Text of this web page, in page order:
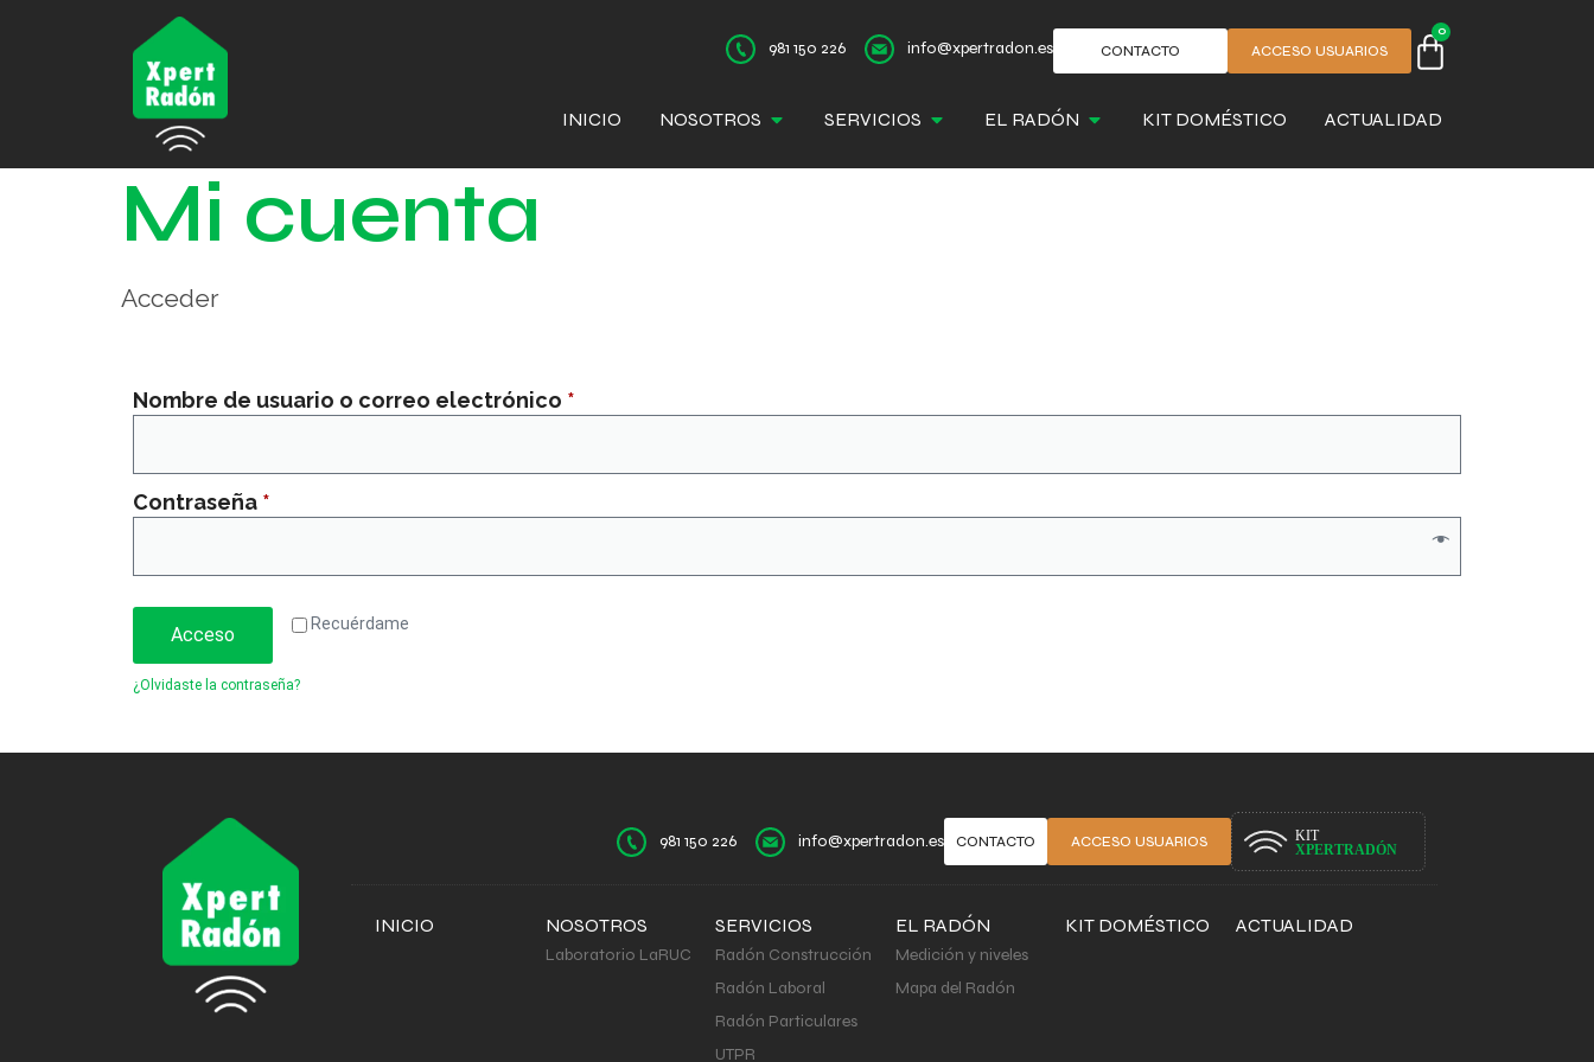
981 150 226 info@xpertradon.es CONTACTO ACCESO USUARIOS
0
INICIO NOSOTROS SERVICIOS EL RADÓN KIT DOMÉSTICO ACTUALIDAD
Mi cuenta
Acceder
Nombre de usuario o correo electrónico *
Contraseña *
Recuérdame
Acceso
¿Olvidaste la contraseña?
ACCESO USUARIOS
CONTACTO
981 150 226 info@xpertradon.es
INICIO NOSOTROS
Laboratorio LaRUC
SERVICIOS
Radón Construcción
Radón Laboral
Radón Particulares
UTPR
EL RADÓN
Medición y niveles
Mapa del Radón
KIT DOMÉSTICO ACTUALIDAD